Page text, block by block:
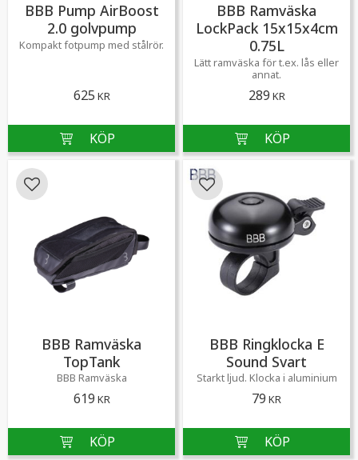
BBB Pump AirBoost
2.0 golvpump
​Kompakt fotpump med stålrör.
625 KR
BBB Ramväska
LockPack 15x15x4cm
0.75L
​Lätt ramväska för t.ex. lås eller
annat.
289 KR
BBB Ramväska
TopTank
BBB Ramväska
619 KR
Lägg till i favoriter
BBB Ringklocka E
Sound Svart
​Starkt ljud. Klocka i aluminium
79 KR
Lägg till i favoriter